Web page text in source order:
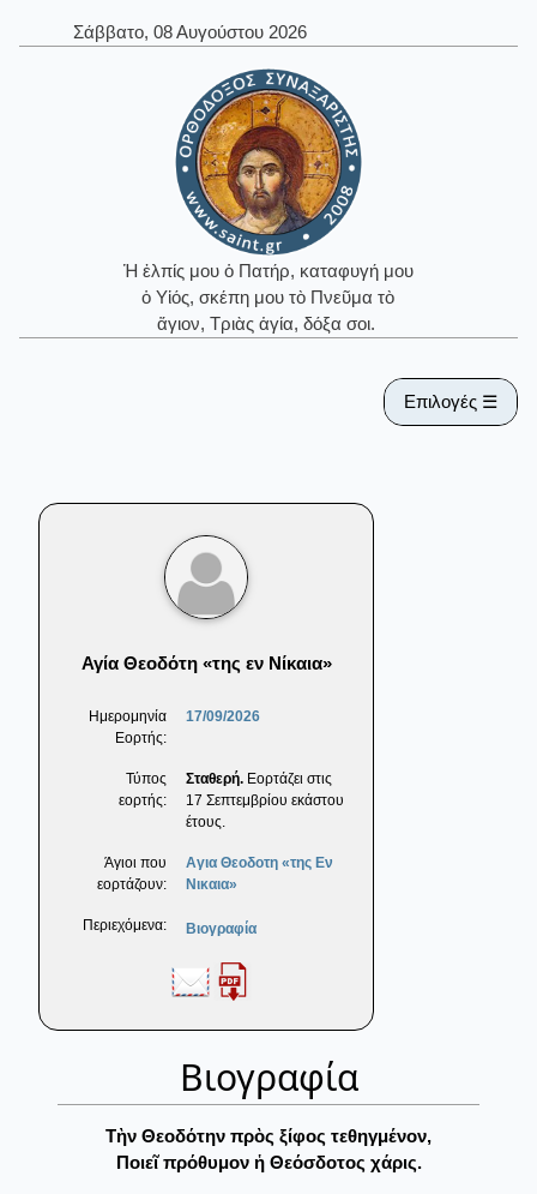
Σάββατο, 08 Αυγούστου 2026
Ἡ ἐλπίς μου ὁ Πατήρ, καταφυγή μου
ὁ Υἱός, σκέπη μου τὸ Πνεῦμα τὸ
ἅγιον, Τριὰς ἁγία, δόξα σοι.
Επιλογές ☰
Αγία Θεοδότη «της εν Νίκαια»
Ημερομηνία
Εορτής:
17/09/2026
Τύπος
εορτής:
Σταθερή. Εορτάζει στις
17 Σεπτεμβρίου εκάστου
έτους.
Άγιοι που
εορτάζουν:
Αγια Θεοδοτη «της Εν
Νικαια»
Περιεχόμενα: Βιογραφία
Βιογραφία
Τὴν Θεοδότην πρὸς ξίφος τεθηγμένον,
Ποιεῖ πρόθυμον ἡ Θεόσδοτος χάρις.